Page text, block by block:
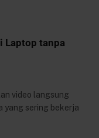
Laptop tanpa
video langsung
yang sering bekerja